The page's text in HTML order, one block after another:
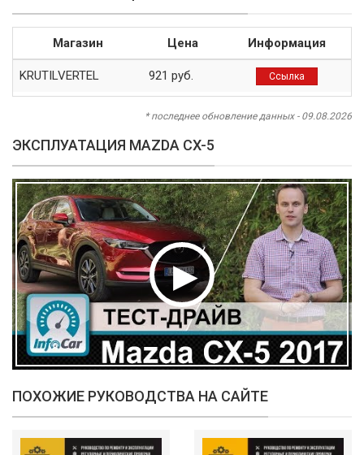
Магазин Цена Информация
KRUTILVERTEL 921 руб. Ссылка
* последнее обновление данных - 09.08.2026
ЭКСПЛУАТАЦИЯ MAZDA CX-5
ПОХОЖИЕ РУКОВОДСТВА НА САЙТЕ